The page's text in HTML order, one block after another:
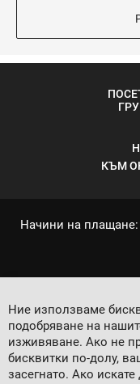
КЪМ
Начини на плащане:
Ние използваме
подобряване на
изживяване. Ако не
бисквитки по-долу,
засегнато. Ако